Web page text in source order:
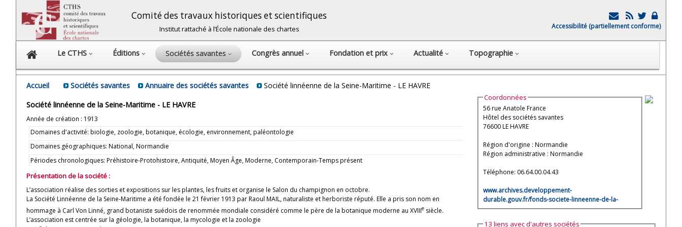
Comité des travaux historiques et scientifiques
Institut rattaché à l’École nationale des chartes Accessibilité (partiellement conforme)
Le CTHS Éditions Sociétés savantes Congrès annuel Fondation et prix Actualité Topographie
Accueil Sociétés savantes Annuaire des sociétés savantes
Société linnéenne de la Seine-Maritime - LE HAVRE
Société linnéenne de la Seine-Maritime - LE HAVRE
Année de création : 1913
Domaines d'activité: biologie, zoologie, botanique, écologie, environnement, paléontologie
Domaines géographiques: National, Normandie
Périodes chronologiques: Préhistoire-Protohistoire, Antiquité, Moyen Âge, Moderne, Contemporain-Temps présent
Présentation de la société :
L’association réalise des sorties et expositions sur les plantes, les fruits et organise le Salon du champignon en octobre.
La Société Linnéenne de la Seine-Maritime a été fondée le 21 février 1913 par Raoul MAIL, naturaliste et herboriste réputé. Elle a pris son nom en
hommage à Carl Von Linné, grand botaniste suédois de renommée mondiale considéré comme le père de la botanique moderne au XVIIIe siècle.
L’association est centrée sur la géologie, la botanique, la mycologie et la zoologie
Coordonnées
56 rue Anatole France
Hôtel des sociétés savantes
76600 LE HAVRE
Région d'origine : Normandie
Région administrative : Normandie
Téléphone: 06.64.00.04.43
www.archives.developpement-
durable.gouv.fr/fonds-societe-linneenne-de-la-
13 liens avec d'autres sociétés